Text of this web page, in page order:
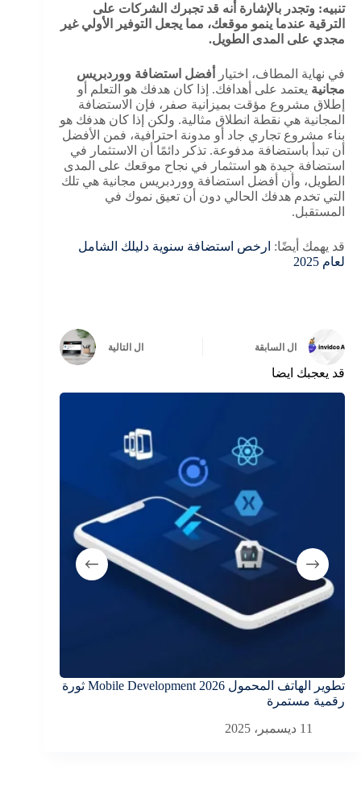
تنبيه: وتجدر بالإشارة أنه قد تجبرك الشركات على
الترقية عندما ينمو موقعك، مما يجعل التوفير الأولي غير
مجدي على المدى الطويل.
في نهاية المطاف، اختيار
أفضل استضافة ووردبريس
مجانية يعتمد على أهدافك. إذا كان هدفك هو التعلم أو
إطلاق مشروع مؤقت بميزانية صفر، فإن الاستضافة
المجانية هي نقطة انطلاق مثالية. ولكن إذا كان هدفك هو
بناء مشروع تجاري جاد أو مدونة احترافية، فمن الأفضل
أن تبدأ باستضافة مدفوعة. تذكر دائمًا أن الاستثمار في
استضافة جيدة هو استثمار في نجاح موقعك على المدى
الطويل، وأن أفضل استضافة ووردبريس مجانية هي تلك
التي تخدم هدفك الحالي دون أن تعيق نموك في
المستقبل.
قد يهمك أيضًا: ارخص استضافة سنوية دليلك الشامل
لعام 2025
ال السابقة ال التالية
قد يعجبك ايضا
تطوير الهاتف المحمول Mobile Development 2026 ثورة
رقمية مستمرة
11 ديسمبر، 2025